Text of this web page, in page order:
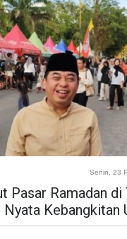
Senin, 23
Pasar Ramadan
Kebangkitan